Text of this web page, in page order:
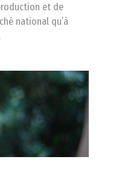
et de
national qu’à